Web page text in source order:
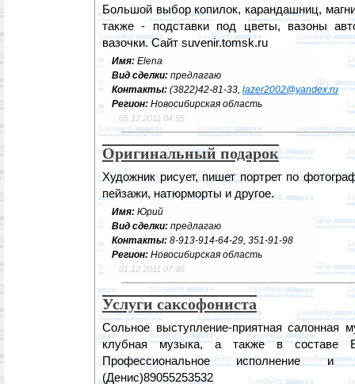
Большой выбор копилок, карандашниц,
также - подставки под цветы, вазоны
вазочки. Сайт suvenir.tomsk.ru
Имя: Elena
Вид сделки: предлагаю
Контакты: (3822)42-81-33, lazer2002@yandex.ru
Регион: Новосибирская область
05.12.2011 04:55
Оригинальный подарок
Художник рисует, пишет портрет по
пейзажи, натюрморты и другое.
Имя: Юрий
Вид сделки: предлагаю
Контакты: 8-913-914-64-29, 351-91-98
Регион: Новосибирская область
01.12.2011 07:46
Услуги саксофониста
Сольное выступление-приятная салонная
клубная музыка, а также в составе
Профессиональное исполнение и
(Денис)89055253532